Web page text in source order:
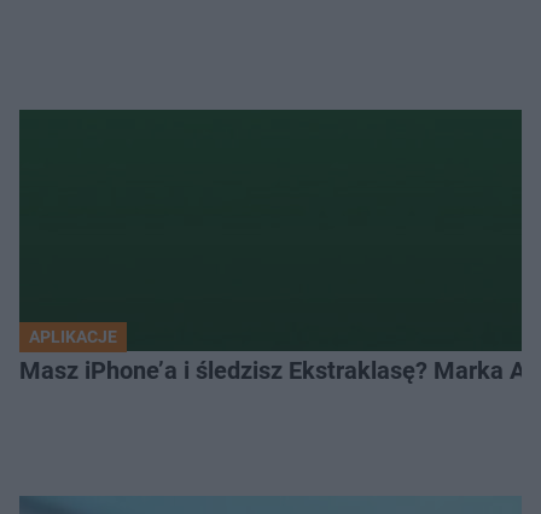
APLIKACJE
Masz iPhone’a i śledzisz Ekstraklasę? Marka